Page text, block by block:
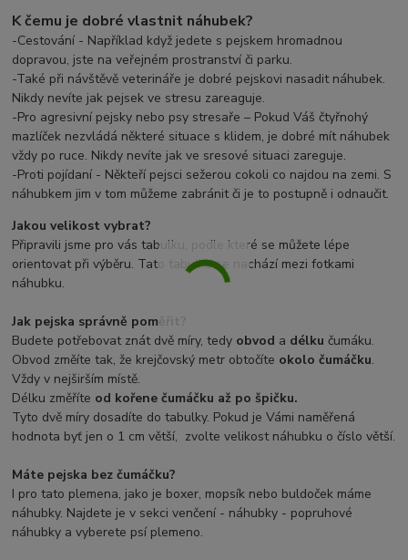
K čemu je dobré vlastnit náhubek?
-Cestování - Například když jedete s pejskem hromadnou
dopravou, jste na veřejném prostranství či parku.
-Také při návštěvě veterináře je dobré pejskovi nasadit náhubek.
Nikdy nevíte jak pejsek ve stresu zareaguje.
-Pro agresivní pejsky nebo psy stresaře – Pokud Váš čtyřnohý
mazlíček nezvládá některé situace s klidem, je dobré mít náhubek
vždy po ruce. Nikdy nevíte jak ve sresové situaci zareguje.
-Proti pojídaní - Někteří pejsci sežerou cokoli co najdou na zemi. S
náhubkem jim v tom můžeme zabránit či je to postupně i odnaučit.
Jakou velikost vybrat?
Připravili jsme pro vás tabulku, podle které se můžete lépe
orientovat při výběru. Tato tabulka se nachází mezi fotkami
náhubku.
Jak pejska správně poměřit?
Budete potřebovat znát dvě míry, tedy obvod a délkučumáku.
Obvod změíte tak, že krejčovský metr obtočíte okolo čumáčku.
Vždy v nejširším místě.
Délku změříte od kořene čumáčku až po špičku.
Tyto dvě míry dosadíte do tabulky. Pokud je Vámi naměřená
hodnota byť jen o 1 cm větší, zvolte velikost náhubku o číslo větší.
Máte pejska bez čumáčku?
I pro tato plemena, jako je boxer, mopsík nebo buldoček máme
náhubky. Najdete je v sekci venčení - náhubky - popruhové
náhubky a vyberete psí plemeno.